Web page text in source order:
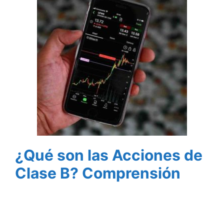
¿Qué son las Acciones de
Clase B? Comprensión